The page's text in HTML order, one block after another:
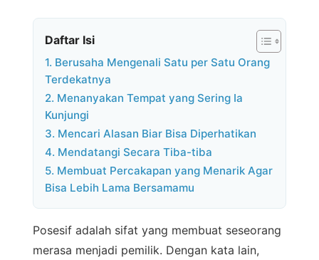
Daftar Isi
1. Berusaha Mengenali Satu per Satu Orang
Terdekatnya
2. Menanyakan Tempat yang Sering Ia
Kunjungi
3. Mencari Alasan Biar Bisa Diperhatikan
4. Mendatangi Secara Tiba-tiba
5. Membuat Percakapan yang Menarik Agar
Bisa Lebih Lama Bersamamu
Posesif adalah sifat yang membuat seseorang
merasa menjadi pemilik. Dengan kata lain,